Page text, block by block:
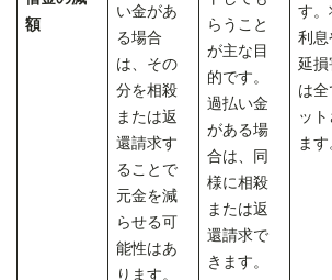
額
い金があ
る場合
は、その
分を相殺
または返
還請求す
ることで
元金を減
らせる可
能性はあ
ります。
らうこと
が主な目
的です。
過払い金
がある場
合は、同
様に相殺
または返
還請求で
きます。
す
利息
延損
は全
ッ
ます